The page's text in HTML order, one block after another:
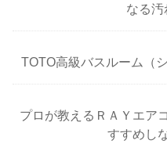
なる
TOTO高級バスルーム（
プロが教えるＲＡＹエア
すすめし